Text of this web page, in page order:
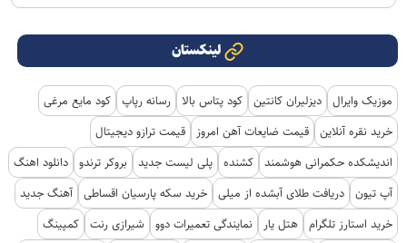
لینکستان
موزیک وایرال دیزلیران کانتین کود پتاس بالا رسانه رپاپ کود مایع مرغی
خرید نقره آنلاین قیمت ضایعات آهن امروز
قیمت ترازو دیجیتال
اندیشکده حکمرانی هوشمند کشنده پلی لیست جدید بروکر ترندو دانلود اهنگ
آپ تیون دریافت طلای آبشده از میلی خرید سکه پارسیان اقساطی آهنگ جدید
خرید استارز تلگرام هتل یار نمایندگی تعمیرات دوو شیرازی رنت کمپینگ